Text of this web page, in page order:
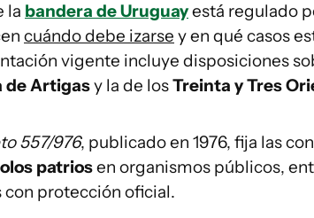
la bandera de Uruguayestá regulado
cuándo debe izarse y en qué casos
vigente incluye disposiciones
de Artigasy la de losTreinta y Tres
557/976, publicado en 1976, fija las
patriosen organismos públicos,
con protección oficial.